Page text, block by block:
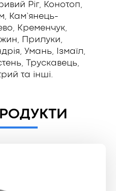
Ріг, Конотоп,
Кам’янець-
Кременчук,
Прилуки,
Умань, Ізмаїл,
Трускавець,
та інші.